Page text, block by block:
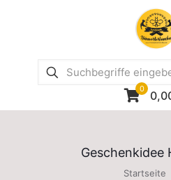
0
Geschenkidee
Startseite